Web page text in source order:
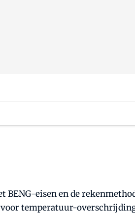
eisen en de
temperatuur-